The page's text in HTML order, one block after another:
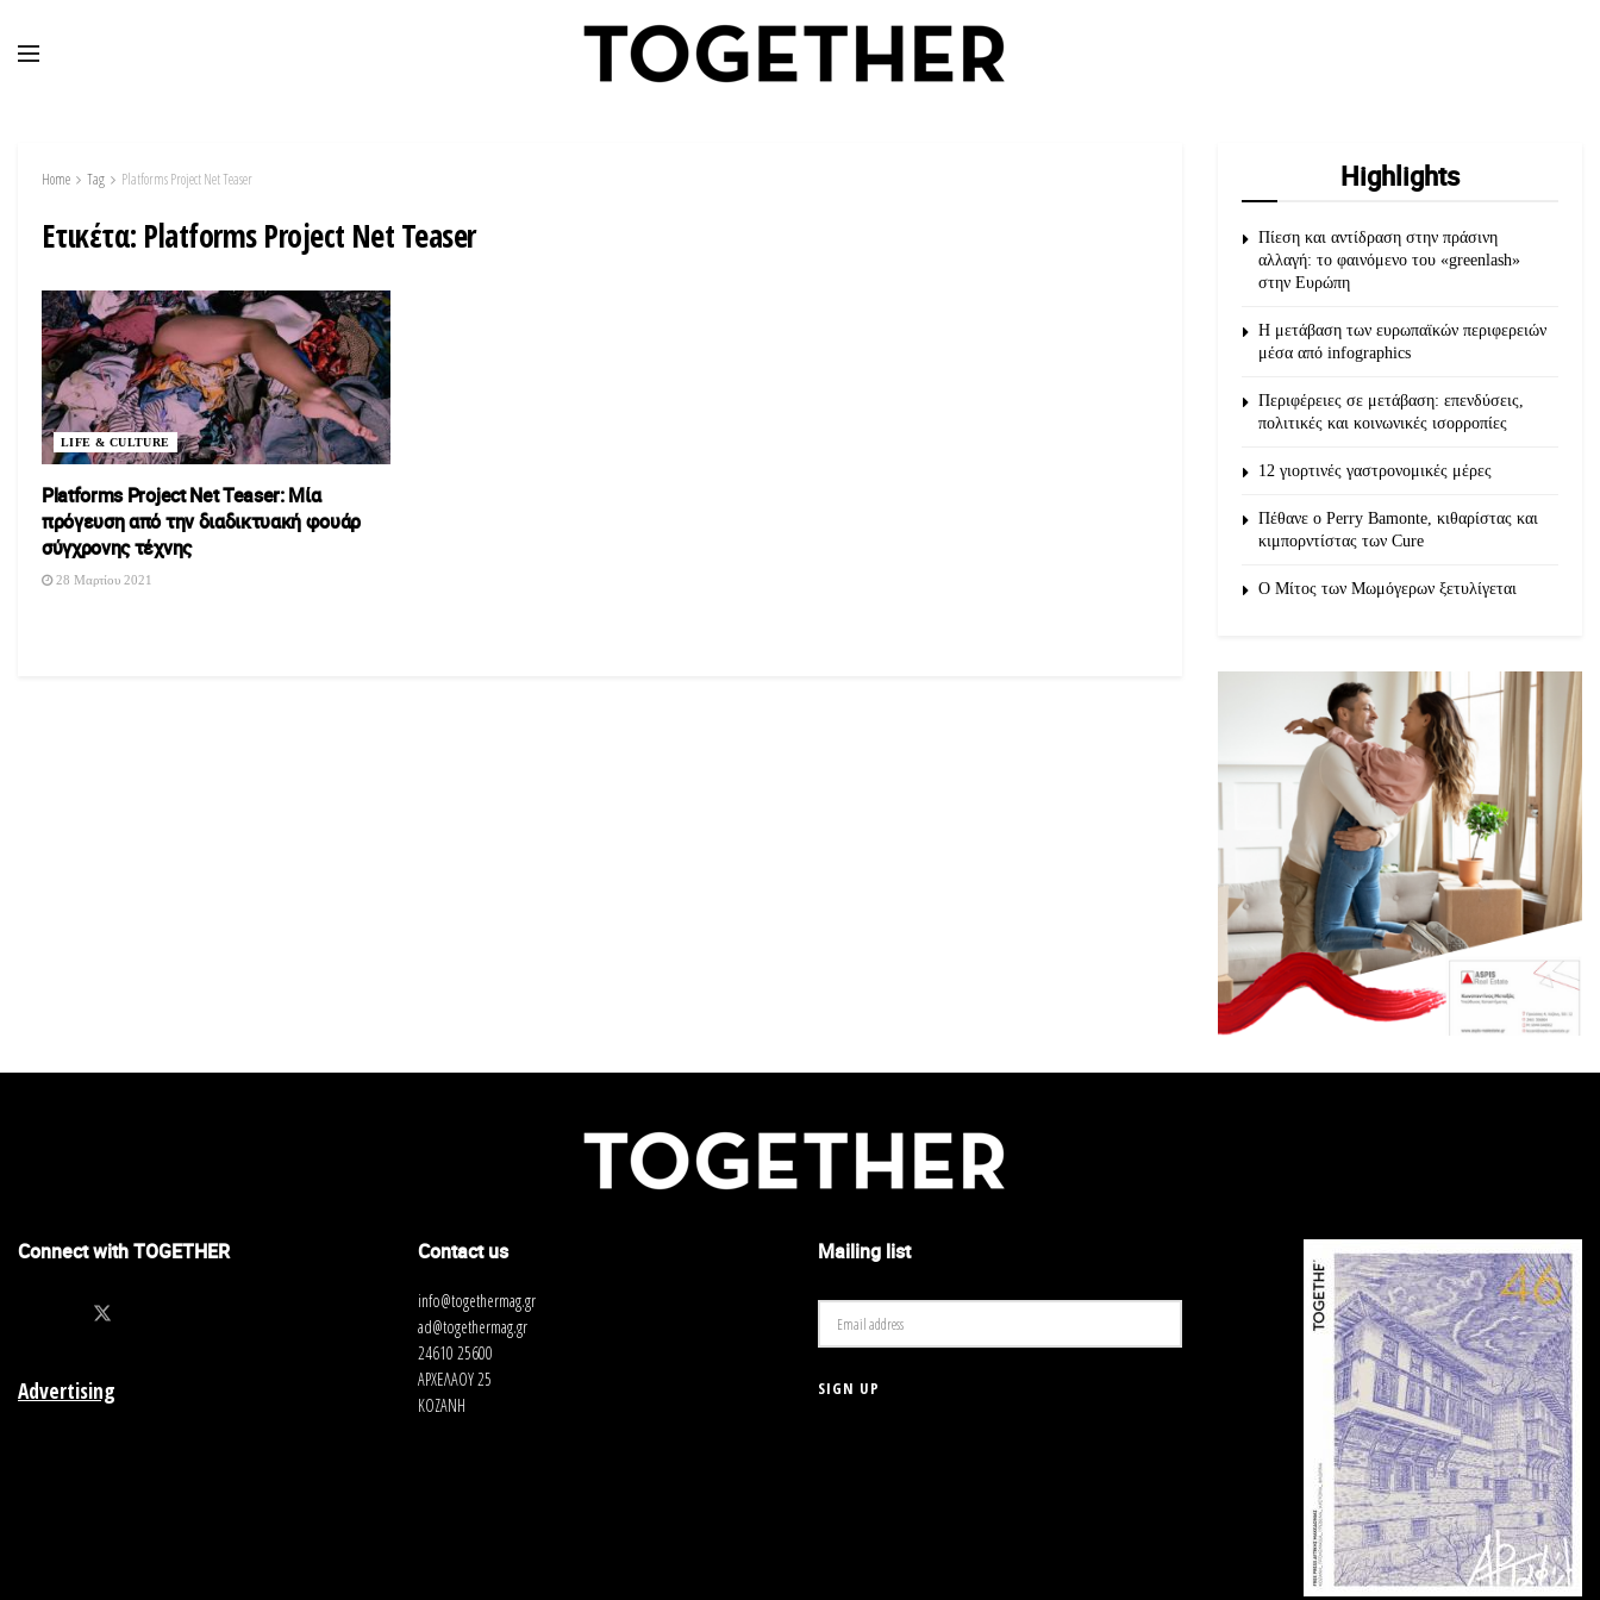
Home Tag Platforms Project Net Teaser
Ετικέτα: Platforms Project Net Teaser
LIFE & CULTURE
Platforms Project Net Teaser: Μία
πρόγευση από την διαδικτυακή φουάρ
σύγχρονης τέχνης
28 Μαρτίου 2021
Highlights
Πίεση και αντίδραση στην πράσινη
αλλαγή: το φαινόμενο του «greenlash»
στην Ευρώπη
Η μετάβαση των ευρωπαϊκών περιφερειών
μέσα από infographics
Περιφέρειες σε μετάβαση: επενδύσεις,
πολιτικές και κοινωνικές ισορροπίες
12 γιορτινές γαστρονομικές μέρες
Πέθανε ο Perry Bamonte, κιθαρίστας και
κιμπορντίστας των Cure
O Μίτος των Μωμόγερων ξετυλίγεται
Connect with TOGETHER
Advertising
Contact us
info@togethermag.gr
ad@togethermag.gr
24610 25600
ΑΡΧΕΛΑΟΥ 25
ΚΟΖΑΝΗ
Mailing list